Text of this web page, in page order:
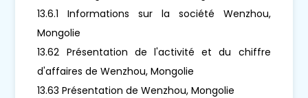
13.6.1 Informations sur la société Wenzhou,
Mongolie
13.62 Présentation de l'activité et du chiffre
d'affaires de Wenzhou, Mongolie
13.63 Présentation de Wenzhou, Mongolie